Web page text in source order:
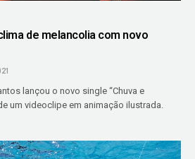
de melancolia com novo
lançou o novo single “Chuva e
um videoclipe em animação ilustrada.